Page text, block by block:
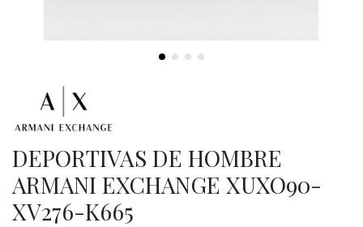
DEPORTIVAS DE HOMBRE
ARMANI EXCHANGE XUXO90-
XV276-K665